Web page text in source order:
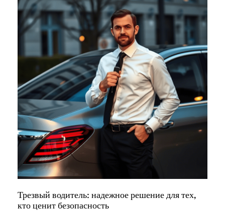
Трезвый водитель: надежное решение для тех,
кто ценит безопасность